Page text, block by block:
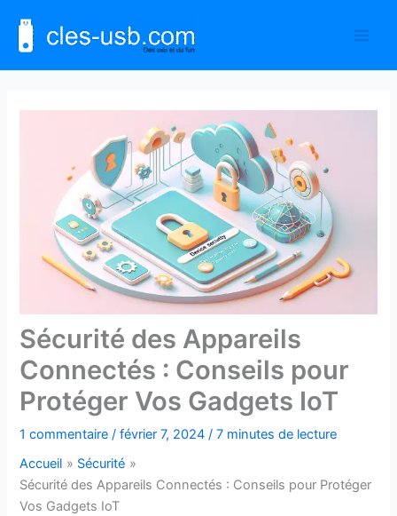
contenu
Sécurité des Appareils
Connectés : Conseils pour
Protéger Vos Gadgets IoT
1 commentaire /février 7, 2024/7 minutes de lecture
Accueil
Sécurité
Sécurité des Appareils Connectés : Conseils pour Protéger
Vos Gadgets IoT